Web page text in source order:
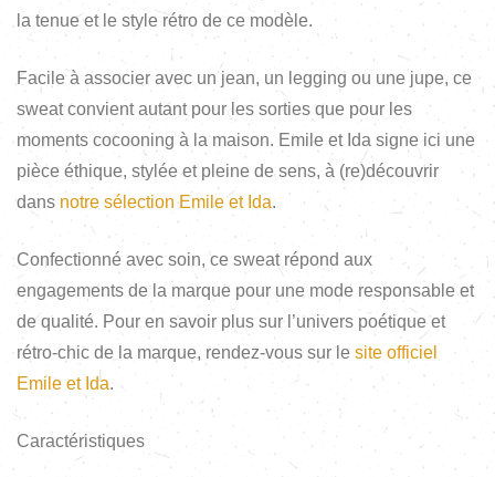
la tenue et le style rétro de ce modèle.
Facile à associer avec un jean, un legging ou une jupe, ce
sweat convient autant pour les sorties que pour les
moments cocooning à la maison. Emile et Ida signe ici une
pièce éthique, stylée et pleine de sens, à (re)découvrir
dans notre sélection Emile et Ida.
Confectionné avec soin, ce sweat répond aux
engagements de la marque pour une mode responsable et
de qualité. Pour en savoir plus sur l’univers poétique et
rétro-chic de la marque, rendez-vous sur le site officiel
Emile et Ida.
Caractéristiques